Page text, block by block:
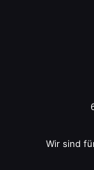
Wir sind